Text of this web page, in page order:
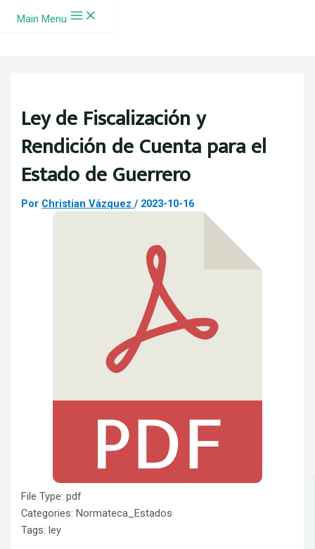
Ir al contenido
Main Menu
Ley de Fiscalización y
Rendición de Cuenta para el
Estado de Guerrero
Por Christian Vázquez/ 2023-10-16
File Type:pdf
Categories:Normateca_Estados
Tags:ley